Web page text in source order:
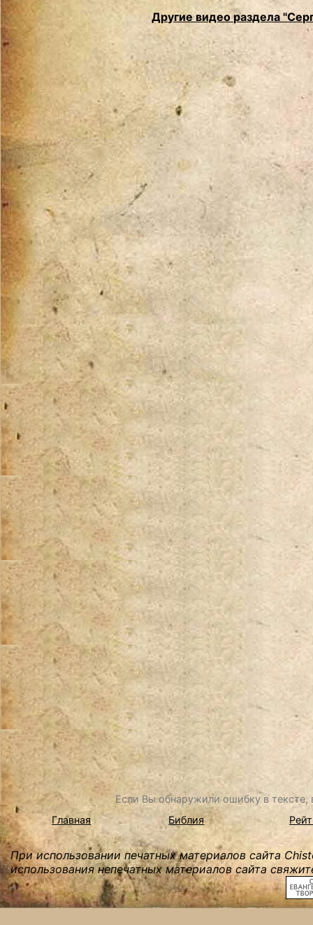
Другие видео раздела
Если Вы обнаружили ошибку в
Главная
Библия
При использовании печатных материалов сайта
использования непечатных материалов сайта